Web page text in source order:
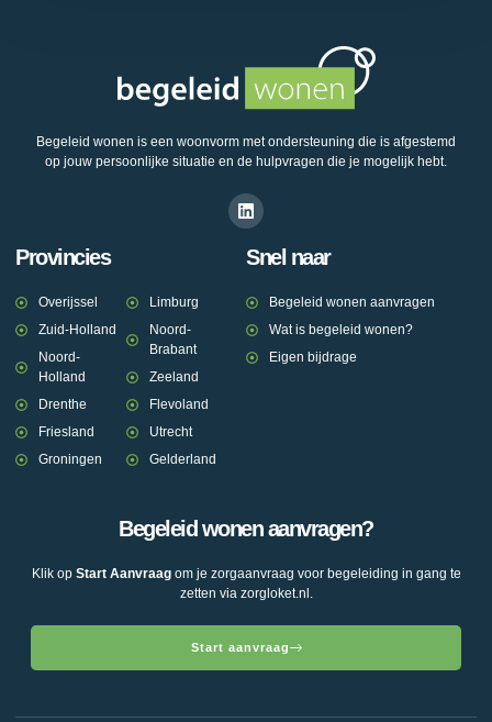
Begeleid wonen is een woonvorm met ondersteuning die is afgestemd
op jouw persoonlijke situatie en de hulpvragen die je mogelijk hebt.
Provincies
Overijssel
Zuid-Holland
Noord-
Holland
Drenthe
Friesland
Groningen
Limburg
Noord-
Brabant
Zeeland
Flevoland
Utrecht
Gelderland
Snel naar
Begeleid wonen aanvragen
Wat is begeleid wonen?
Eigen bijdrage
Begeleid wonen aanvragen?
Klik op Start Aanvraagom je zorgaanvraag voor begeleiding in gang te
zetten via zorgloket.nl.
Start aanvraag